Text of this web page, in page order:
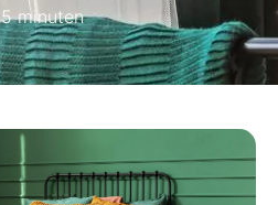
5 minuten